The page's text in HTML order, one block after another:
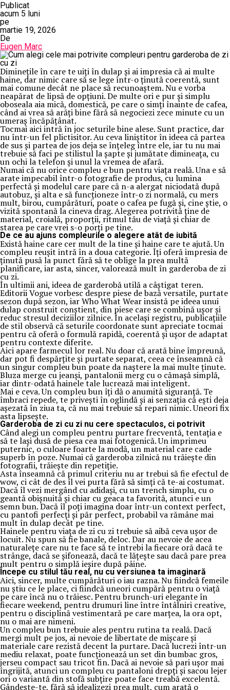
Publicat
acum 5 luni
pe
martie 19, 2026
De
Eugen Marc
Diminețile în care te uiți în dulap și ai impresia că ai multe
haine, dar nimic care să se lege într-o ținută coerentă, sunt
mai comune decât ne place să recunoaștem. Nu e vorba
neapărat de lipsă de opțiuni. De multe ori e pur și simplu
oboseala aia mică, domestică, pe care o simți înainte de cafea,
când ai vrea să arăți bine fără să negociezi zece minute cu un
umeraș încăpățânat.
Tocmai aici intră în joc seturile bine alese. Sunt practice, dar
nu într-un fel plictisitor. Au ceva liniștitor în ideea că partea
de sus și partea de jos deja se înțeleg între ele, iar tu nu mai
trebuie să faci pe stilistul la șapte și jumătate dimineața, cu
un ochi la telefon și unul la vremea de afară.
Numai că nu orice compleu e bun pentru viața reală. Una e să
arate impecabil într-o fotografie de produs, cu lumina
perfectă și modelul care pare că n-a alergat niciodată după
autobuz, și alta e să funcționeze într-o zi normală, cu mers
mult, birou, cumpărături, poate o cafea pe fugă și, cine știe, o
vizită spontană la cineva drag. Alegerea potrivită ține de
material, croială, proporții, ritmul tău de viață și chiar de
starea pe care vrei s-o porți pe tine.
De ce au ajuns compleurile o alegere atât de iubită
Există haine care cer mult de la tine și haine care te ajută. Un
compleu reușit intră în a doua categorie. Îți oferă impresia de
ținută pusă la punct fără să te oblige la prea multă
planificare, iar asta, sincer, valorează mult în garderoba de zi
cu zi.
În ultimii ani, ideea de garderobă utilă a câștigat teren.
Editorii Vogue vorbesc despre piese de bază versatile, purtate
sezon după sezon, iar Who What Wear insistă pe ideea unui
dulap construit conștient, din piese care se combină ușor și
reduc stresul deciziilor zilnice. În același registru, publicațiile
de stil observă că seturile coordonate sunt apreciate tocmai
pentru că oferă o formulă rapidă, coerentă și ușor de adaptat
pentru contexte diferite.
Aici apare farmecul lor real. Nu doar că arată bine împreună,
dar pot fi despărțite și purtate separat, ceea ce înseamnă că
un singur compleu bun poate da naștere la mai multe ținute.
Bluza merge cu jeanși, pantalonii merg cu o cămașă simplă,
iar dintr-odată hainele tale lucrează mai inteligent.
Mai e ceva. Un compleu bun îți dă o anumită siguranță. Te
îmbraci repede, te privești în oglindă și ai senzația că ești deja
așezată în ziua ta, că nu mai trebuie să repari nimic. Uneori fix
asta lipsește.
Garderoba de zi cu zi nu cere spectaculos, ci potrivit
Când alegi un compleu pentru purtare frecventă, tentația e
să te lași dusă de piesa cea mai fotogenică. Un imprimeu
puternic, o culoare foarte la modă, un material care cade
superb în poze. Numai că garderoba zilnică nu trăiește din
fotografii, trăiește din repetiție.
Asta înseamnă că primul criteriu nu ar trebui să fie efectul de
wow, ci cât de des îl vei purta fără să simți că te-ai costumat.
Dacă îl vezi mergând cu adidași, cu un trench simplu, cu o
geantă obișnuită și chiar cu geaca ta favorită, atunci e un
semn bun. Dacă îl poți imagina doar într-un context perfect,
cu pantofi perfecți și păr perfect, probabil va rămâne mai
mult în dulap decât pe tine.
Hainele pentru viața de zi cu zi trebuie să aibă ceva ușor de
locuit. Nu spun să fie banale, deloc. Dar au nevoie de acea
naturalețe care nu te face să te întrebi la fiecare oră dacă te
strânge, dacă se șifonează, dacă te lățește sau dacă pare prea
mult pentru o simplă ieșire după pâine.
Începe cu stilul tău real, nu cu versiunea ta imaginară
Aici, sincer, multe cumpărături o iau razna. Nu fiindcă femeile
nu știu ce le place, ci fiindcă uneori cumpără pentru o viață
pe care încă nu o trăiesc. Pentru brunch-uri elegante în
fiecare weekend, pentru drumuri line între întâlniri creative,
pentru o disciplină vestimentară pe care marțea, la ora opt,
nu o mai are nimeni.
Un compleu bun trebuie ales pentru rutina ta reală. Dacă
mergi mult pe jos, ai nevoie de libertate de mișcare și
materiale care rezistă decent la purtare. Dacă lucrezi într-un
mediu relaxat, poate funcționează un set din bumbac gros,
jerseu compact sau tricot fin. Dacă ai nevoie să pari ușor mai
îngrijită, atunci un compleu cu pantaloni drepți și sacou lejer
ori o variantă din stofă subțire poate face treabă excelentă.
Gândește-te, fără să idealizezi prea mult, cum arată o